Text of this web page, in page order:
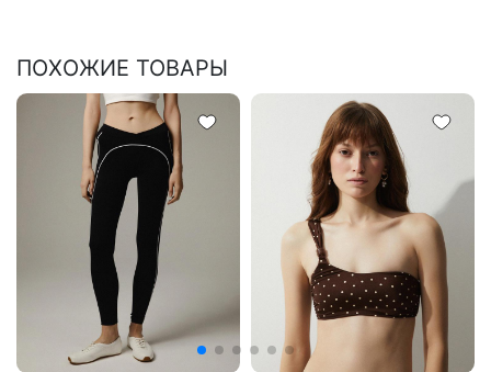
ПОХОЖИЕ ТОВАРЫ